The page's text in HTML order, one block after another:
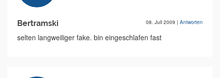
Bertramski 08. Juli 2009 | Antworten
selten langweiliger fake. bin eingeschlafen fast